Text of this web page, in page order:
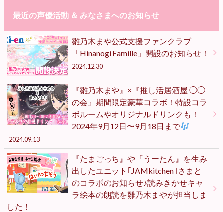
最近の声優活動 ＆ みなさまへのお知らせ
雛乃木まや公式支援ファンクラブ
「Hinanogi Famille」開設のお知らせ！
2024.12.30
『雛乃木まや』×『推し活居酒屋 ◯◯
の会』期間限定豪華コラボ！特設コラ
ボルームやオリジナルドリンクも！
2024年9月12日〜9月18日まで
2024.09.13
『たまごっち』や『うーたん』を生み
出したユニット｢JAMkitchen｣さまと
のコラボのお知らせ♪読みきかせキャ
ラ絵本の朗読を雛乃木まやが担当しま
した！